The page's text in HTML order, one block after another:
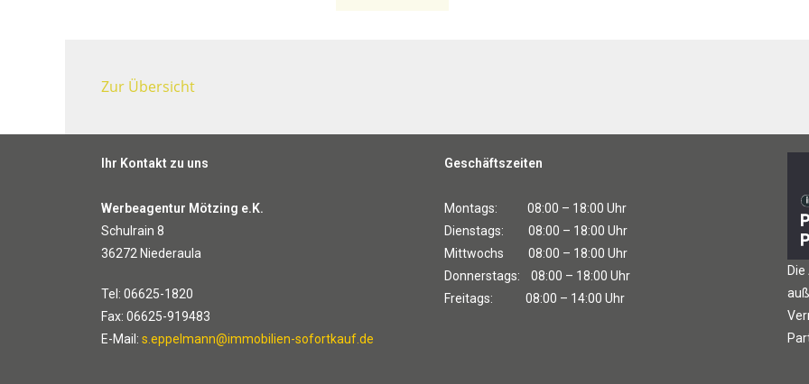
Zur Übersicht
Ihr Kontakt zu uns
Werbeagentur Mötzing e.K.
Schulrain 8
36272 Niederaula
Tel: 06625-1820
Fax: 06625-919483
E-Mail: s.eppelmann@immobilien-sofortkauf.de
Geschäftszeiten
Montags: 08:00 – 18:00 Uhr
Dienstags: 08:00 – 18:00 Uhr
Mittwochs 08:00 – 18:00 Uhr
Donnerstags: 08:00 – 18:00 Uhr
Freitags: 08:00 – 14:00 Uhr